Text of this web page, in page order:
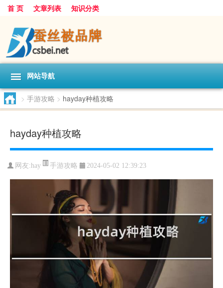
首 页 文章列表 知识分类
网站导航
> 手游攻略 > hayday种植攻略
hayday种植攻略
网友:hay 手游攻略 2024-05-02 12:39:23